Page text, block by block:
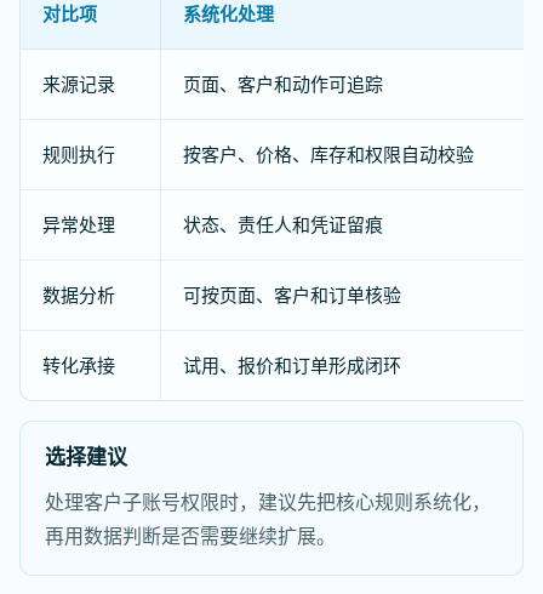
对比项 系统化处理
来源记录 页面、客户和动作可追踪
规则执行 按客户、价格、库存和权限自动校验
异常处理 状态、责任人和凭证留痕
数据分析 可按页面、客户和订单核验
转化承接 试用、报价和订单形成闭环
选择建议
处理客户子账号权限时，建议先把核心规则系统化，
再用数据判断是否需要继续扩展。